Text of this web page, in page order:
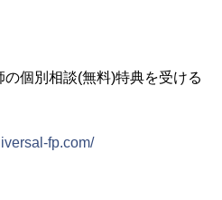
個別相談(無料)特典を受ける
fp.com/